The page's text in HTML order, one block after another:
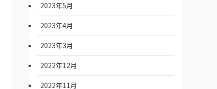
2023年5月
2023年4月
2023年3月
2022年12月
2022年11月